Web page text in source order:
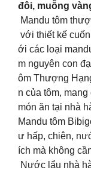
đôi, muỗng
Mandu tôm
với thiết kế
ới các loại
m nguyên con
ôm Thượng
n của tôm,
món ăn tại nhà
Mandu tôm
ư hấp, chiên,
ích mà không
Nước lẩu nhà